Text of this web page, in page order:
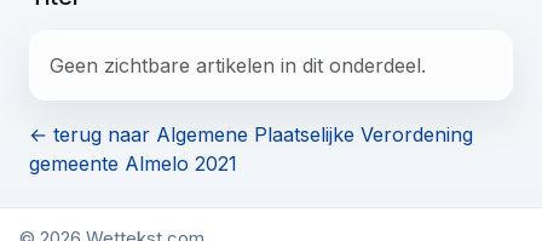
Geen zichtbare artikelen in dit onderdeel.
← terug naar Algemene Plaatselijke Verordening
gemeente Almelo 2021